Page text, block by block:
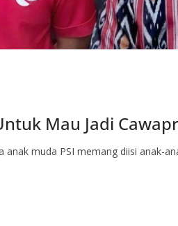
Mau Jadi
anak muda PSI memang diisi anak-